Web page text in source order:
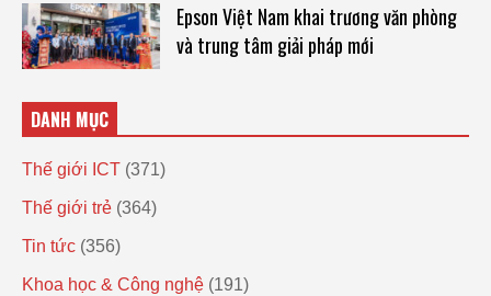
Epson Việt Nam khai trương văn phòng
và trung tâm giải pháp mới
DANH MỤC
Thế giới ICT (371)
Thế giới trẻ (364)
Tin tức (356)
Khoa học & Công nghệ (191)